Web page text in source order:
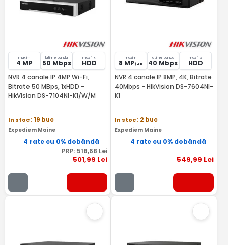
maxim
4 MP
latime banda
50 Mbps
max 1 x
HDD
NVR 4 canale IP 4MP Wi-Fi,
Bitrate 50 MBps, 1xHDD -
HikVision DS-7104NI-K1/W/M
In stoc: 19 buc
Expediem Maine
4 rate cu 0% dobândă
PRP: 518,68 Lei
501,99 Lei
maxim
8 MP / 4K
latime banda
40 Mbps
max 1 x
HDD
NVR 4 canale IP 8MP, 4K, Bitrate
40Mbps - HikVision DS-7604NI-
K1
In stoc: 2 buc
Expediem Maine
4 rate cu 0% dobândă
549,99 Lei